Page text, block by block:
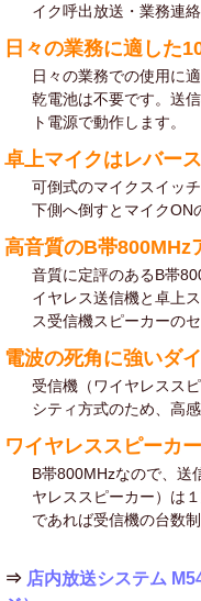
イク呼出放送・業務連
日々の業務に適した
日々の業務での使用に
乾電池は不要です。送
ト電源で動作します。
卓上マイクはレバー
可倒式のマイクスイッ
下側へ倒すとマイクON
高音質のB帯800MHz
音質に定評のあるB帯
イヤレス送信機と卓上
ス受信機スピーカーの
電波の死角に強いダ
受信機（ワイヤレスス
シティ方式のため、高
ワイヤレススピーカ
B帯800MHzなので、送
ヤレススピーカー）は
であれば受信機の台数
⇒ 店内放送システム